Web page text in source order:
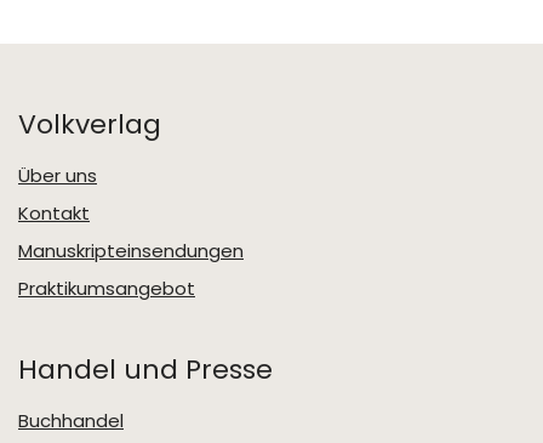
Volkverlag
Über uns
Kontakt
Manuskripteinsendungen
Praktikumsangebot
Handel und Presse
Buchhandel